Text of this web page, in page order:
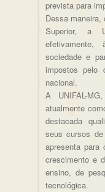
prevista para
Dessa
Superior, a
efetivamente,
sociedade e
impostos pelo
nacional.
A UNIFAL-
atualmente
destacada
seus cursos
apresenta para
crescimento e
ensino, de
tecnológica.